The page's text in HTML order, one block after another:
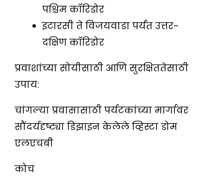
पश्चिम कॉरिडोर
इटारसी ते विजयवाडा पर्यंत उत्तर-
दक्षिण कॉरिडोर
प्रवाशांच्या सोयीसाठी आणि सुरक्षिततेसाठी
उपाय:
चांगल्या प्रवासासाठी पर्यटकांच्या मार्गावर
सौंदर्यदृष्ट्या डिझाइन केलेले व्हिस्टा डोम
एलएचबी
कोच